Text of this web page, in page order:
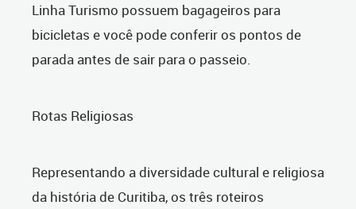
Linha Turismo possuem bagageiros para
bicicletas e você pode conferir os pontos de
parada antes de sair para o passeio.
Rotas Religiosas
Representando a diversidade cultural e religiosa
da história de Curitiba, os três roteiros